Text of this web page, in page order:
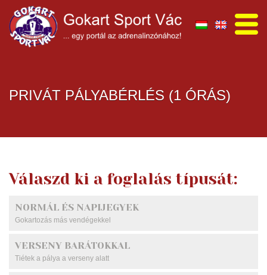
PRIVÁT PÁLYABÉRLÉS (1 ÓRÁS)
Válaszd ki a foglalás típusát:
NORMÁL ÉS NAPIJEGYEK
Gokartozás más vendégekkel
VERSENY BARÁTOKKAL
Tiétek a pálya a verseny alatt